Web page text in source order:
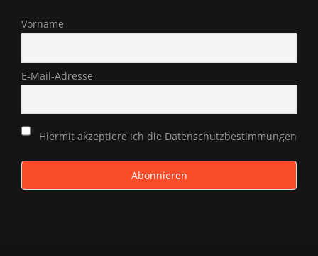
Vorname
E-Mail-Adresse
Hiermit akzeptiere ich die Datenschutzbestimmungen